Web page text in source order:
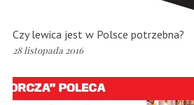
Czy lewica jest w Polsce potrzebna?
28 listopada 2016